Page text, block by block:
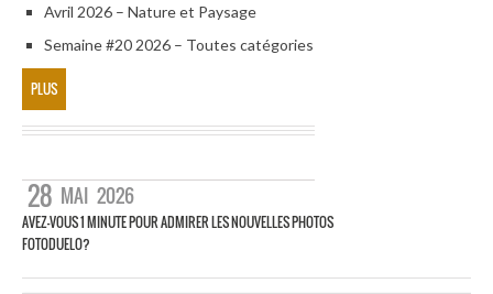
Avril 2026 – Nature et Paysage
Semaine #20 2026 – Toutes catégories
PLUS
28 MAI 2026
AVEZ-VOUS 1 MINUTE POUR ADMIRER LES NOUVELLES PHOTOS
FOTODUELO?